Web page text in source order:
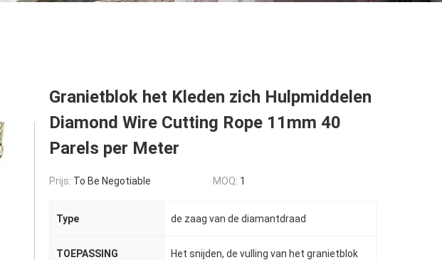
Granietblok het Kleden zich Hulpmiddelen
Diamond Wire Cutting Rope 11mm 40
Parels per Meter
Prijs: To Be Negotiable MOQ: 1
Type de zaag van de diamantdraad
TOEPASSING Het snijden, de vulling van het granietblok